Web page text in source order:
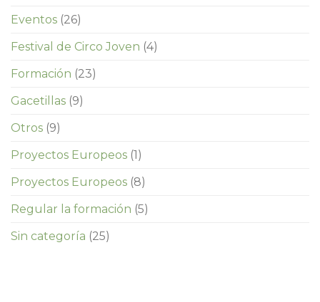
Eventos (26)
Festival de Circo Joven (4)
Formación (23)
Gacetillas (9)
Otros (9)
Proyectos Europeos (1)
Proyectos Europeos (8)
Regular la formación (5)
Sin categoría (25)